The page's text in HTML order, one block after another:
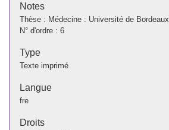
Notes
Thèse : Médecine : Université de
N° d'ordre : 6
Type
Texte imprimé
Langue
fre
Droits